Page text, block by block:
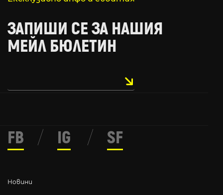
ЗАПИШИ СЕ ЗА НАШИЯ
МЕЙЛ БЮЛЕТИН
Новини
FB / IG / SF